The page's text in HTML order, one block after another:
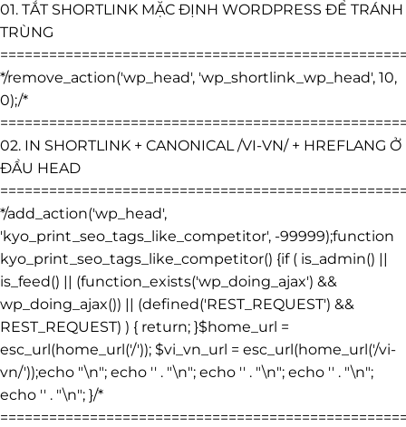
01. TẮT SHORTLINK MẶC ĐỊNH WORDPRESS ĐỂ TRÁNH
TRÙNG
*/remove_action('wp_head', 'wp_shortlink_wp_head', 10,
0);/*
02. IN SHORTLINK + CANONICAL /VI-VN/ + HREFLANG Ở
ĐẦU HEAD
*/add_action('wp_head',
'kyo_print_seo_tags_like_competitor', -99999);function
kyo_print_seo_tags_like_competitor() {if ( is_admin() ||
is_feed() || (function_exists('wp_doing_ajax') &&
wp_doing_ajax()) || (defined('REST_REQUEST') &&
REST_REQUEST) ) { return; }$home_url =
esc_url(home_url('/')); $vi_vn_url = esc_url(home_url('/vi-
vn/'));echo "\n"; echo '' . "\n"; echo '' . "\n"; echo '' . "\n";
echo '' . "\n"; }/*